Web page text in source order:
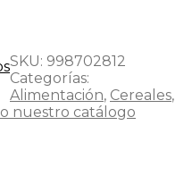
SKU: 998702812
Categorías:
Alimentación, Cereales,
nuestro catálogo